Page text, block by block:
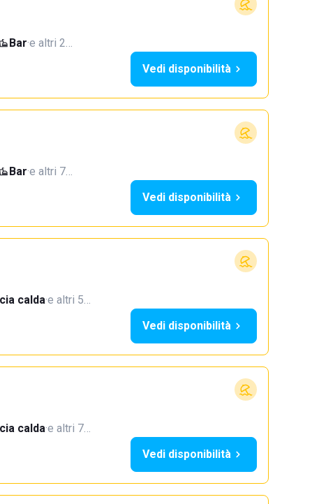
Bar·e altri 2…
Vedi disponibilità
Bar·e altri 7…
Vedi disponibilità
calda·e altri 5…
Vedi disponibilità
calda·e altri 7…
Vedi disponibilità